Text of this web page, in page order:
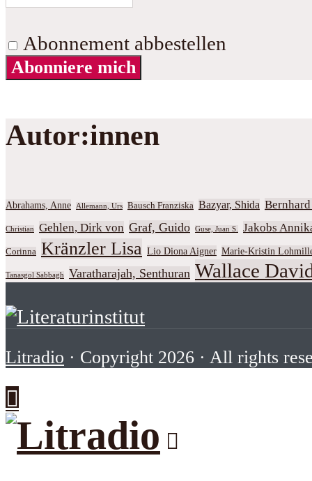
Abonnement abbestellen
Abonniere mich
Autor:innen
Abrahams, Anne Allemann, Urs Bausch Franziska Bazyar, Shida
Christian Gehlen, Dirk von Graf, Guido Guse, Juan S. Jakobs
Corinna Kränzler Lisa Lio Diona Aigner Marie-Kristin
Tanasgol Sabbagh Varatharajah, Senthuran Wallace
Litradio · Copyright 2026 · All rights